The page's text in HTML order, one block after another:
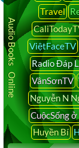
Travel
ViệtFaceTV
Radio Đáp
VânSơnTV
Nguyễn N
CuộcSống ở
Huyền Bí
Audio Books Online